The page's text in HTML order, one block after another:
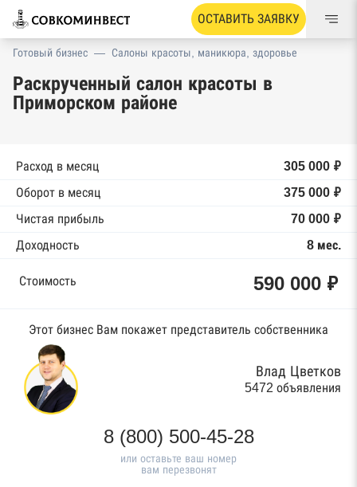
ОСТАВИТЬ ЗАЯВКУ
Готовый бизнес — Салоны красоты, маникюра, здоровье
Раскрученный салон красоты в
Приморском районе
Расход в месяц
305 000 ₽
Оборот в месяц
375 000 ₽
Чистая прибыль
70 000 ₽
Доходность
8 мес.
Стоимость 590 000 ₽
Этот бизнес Вам покажет представитель собственника
Влад Цветков
5472 объявления
8 (800) 500-45-28
или оставьте ваш номер
вам перезвонят